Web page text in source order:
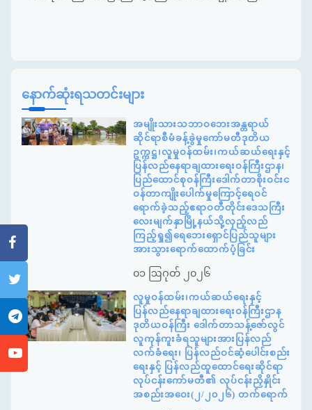
နောက်ဆုံးရသတင်းများ
အမျိုးသားသဘာဝဘေးအန္တရာယ်
ဆိုင်ရာစီမံခန့်ခွဲမှုကော်မတီဒုတိယ
ဥက္ကဋ္ဌ၊လူမှုဝန်ထမ်း၊ကယ်ဆယ်ရေးနှင့်
ပြန်လည်နေရာချထားရေးဝန်ကြီးဌာန၊
ပြည်ထောင်စုဝန်ကြီးဒေါက်တာစိုးဝင်းင
ဝန်တာကျိုးပေါက်မှုကြောင့်ရေဝင်
ရောက်ခဲ့သည့်ဧရာဝတီတိုင်းဒေသကြီး
လေးမျက်နှာမြို့နယ်သို့လှည့်လည်
ကြည့်ရှု၍ရေဘေးရှောင်ပြည်သူများ
အားသွားရောက်ထောက်ပံ့ခြင်း
၀၁ ဩဂုတ် ၂၀၂၆
လူမှုဝန်ထမ်း၊ကယ်ဆယ်ရေးနှင့်
ပြန်လည်နေရာချထားရေးဝန်ကြီးဌာန
ဒုတိယဝန်ကြီး ဒေါက်တာသန့်ဇော်လွင်
လူကုန်ကူးခံရသူများအားပြန်လည်
လက်ခံရေး၊ ပြန်လည်ဝင်ဆံ့ပေါင်းစည်း
ရေးနှင့် ပြန်လည်ထူထောင်ရေးဆိုင်ရာ
လုပ်ငန်းကော်မတီ၏ လုပ်ငန်းညှိနှိုင်း
အစည်းအဝေး(၂/၂၀၂၆) တက်ရောက်